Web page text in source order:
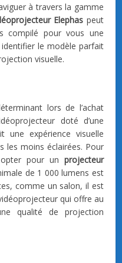
à travers la gamme
Elephas peut
compilé pour vous une
le modèle parfait
visuelle.
lors de l’achat
doté d’une
une expérience visuelle
les moins éclairées. Pour
pour un projecteur
de 1 000 lumens est
comme un salon, il est
qui offre au
qualité de projection